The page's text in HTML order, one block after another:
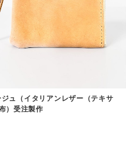
ュ（イタリアンレザー（テキサ
）受注製作